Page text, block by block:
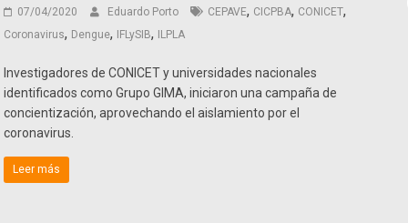
07/04/2020 Eduardo Porto CEPAVE, CICPBA, CONICET,
Coronavirus, Dengue, IFLySIB, ILPLA
Investigadores de CONICET y universidades nacionales
identificados como Grupo GIMA, iniciaron una campaña de
concientización, aprovechando el aislamiento por el
coronavirus.
Leer más